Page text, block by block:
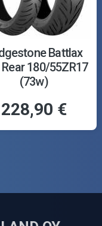
Battlax
180/55ZR17
(73w)
228,90 €